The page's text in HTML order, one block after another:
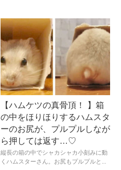
【ハムケツの真骨頂！ 】箱
の中をほりほりするハムスタ
ーのお尻が、プルプルしなが
ら押しては返す…♡
縦長の箱の中でシャカシャカ小刻みに動
くハムスターさん。お尻もプルプルと...